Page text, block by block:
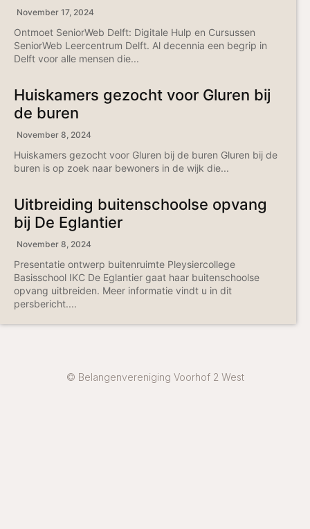
November 17, 2024
Ontmoet SeniorWeb Delft: Digitale Hulp en Cursussen
SeniorWeb Leercentrum Delft. Al decennia een begrip in
Delft voor alle mensen die...
Huiskamers gezocht voor Gluren bij
de buren
November 8, 2024
Huiskamers gezocht voor Gluren bij de buren Gluren bij de
buren is op zoek naar bewoners in de wijk die...
Uitbreiding buitenschoolse opvang
bij De Eglantier
November 8, 2024
Presentatie ontwerp buitenruimte Pleysiercollege
Basisschool IKC De Eglantier gaat haar buitenschoolse
opvang uitbreiden. Meer informatie vindt u in dit
persbericht....
© Belangenvereniging Voorhof 2 West